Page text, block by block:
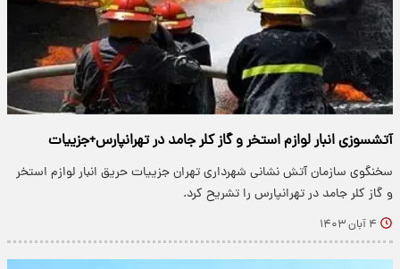
آتشسوزی انبار لوازم استخر و گاز کلر جامد در تهرانپارس+جزییات
سخنگوی سازمان آتش نشانی شهرداری تهران جزییات حریق انبار لوازم استخر
و گاز کلر جامد در تهرانپارس را تشریح کرد.
۴ آبان ۱۴۰۳